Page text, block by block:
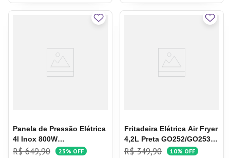
Panela de Pressão Elétrica
4l Inox 800W
GO081/GO082 - Multi
R$ 649,90 23% OFF
Fritadeira Elétrica Air Fryer
4,2L Preta GO252/GO253 -
Multi
R$ 349,90 10% OFF